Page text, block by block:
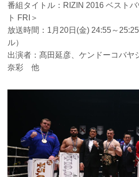
番組タイトル：RIZIN 2016 ベスト
ト FRI＞
放送時間：1月20日(金) 24:55～
ル）
出演者：髙田延彦、ケンドーコバヤ
奈彩 他